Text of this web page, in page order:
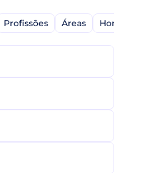
Profissões Áreas Home-